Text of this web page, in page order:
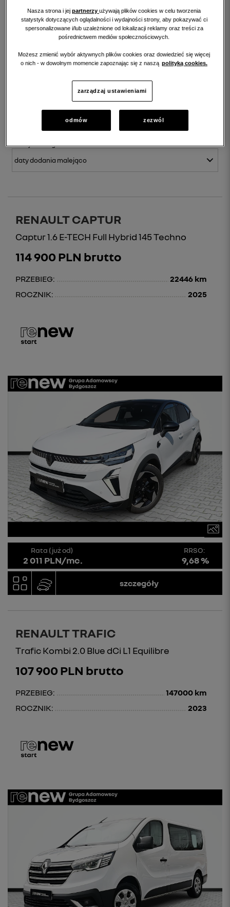
CERTYFIKAT
REFACTORY
FAKTURA VAT PREZENTACJA AI
WYNIKI WYSZUKIWANIA
sortujwedług:
RENAULT CAPTUR
Captur 1.6 E-TECH Full Hybrid 145 Techno
114 900 PLN brutto
PRZEBIEG:
22446 km
ROCZNIK:
2025
Rata (już od)
2 011 PLN/mc.
RRSO:
9,68 %
szczegóły
RENAULT TRAFIC
Trafic Kombi 2.0 Blue dCi L1 Equilibre
107 900 PLN brutto
PRZEBIEG:
147000 km
ROCZNIK:
2023
Nasza strona i jej partnerzy używają plików cookies w celu tworzenia
statystyk dotyczących oglądalności i wydajności strony, aby pokazywać ci
spersonalizowane i/lub uzależnione od lokalizacji reklamy oraz treści za
pośrednictwem mediów społecznościowych.
Możesz zmienić wybór aktywnych plików cookies oraz dowiedzieć się więcej
o nich - w dowolnym momencie zapoznając się z naszą polityką cookies.
zarządzaj ustawieniami
odmów zezwól